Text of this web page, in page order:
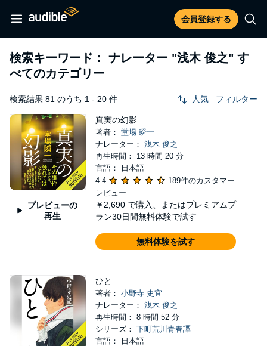
会員登録する
検索キーワード： ナレーター "浅木 俊之" す
べてのカテゴリー
検索結果 81 のうち 1 - 20 件 人気 フィルター
プレビューの
再生
真実の幻影
著者： 堂場 瞬一
ナレーター： 浅木 俊之
再生時間： 13 時間 20 分
言語： 日本語
4.4
189件のカスタマー
レビュー
￥2,690 で購入、またはプレミアムプ
ラン30日間無料体験で試す
無料体験を試す
ひと
著者： 小野寺 史宜
ナレーター： 浅木 俊之
再生時間： 8 時間 52 分
シリーズ： 下町荒川青春譚
言語： 日本語